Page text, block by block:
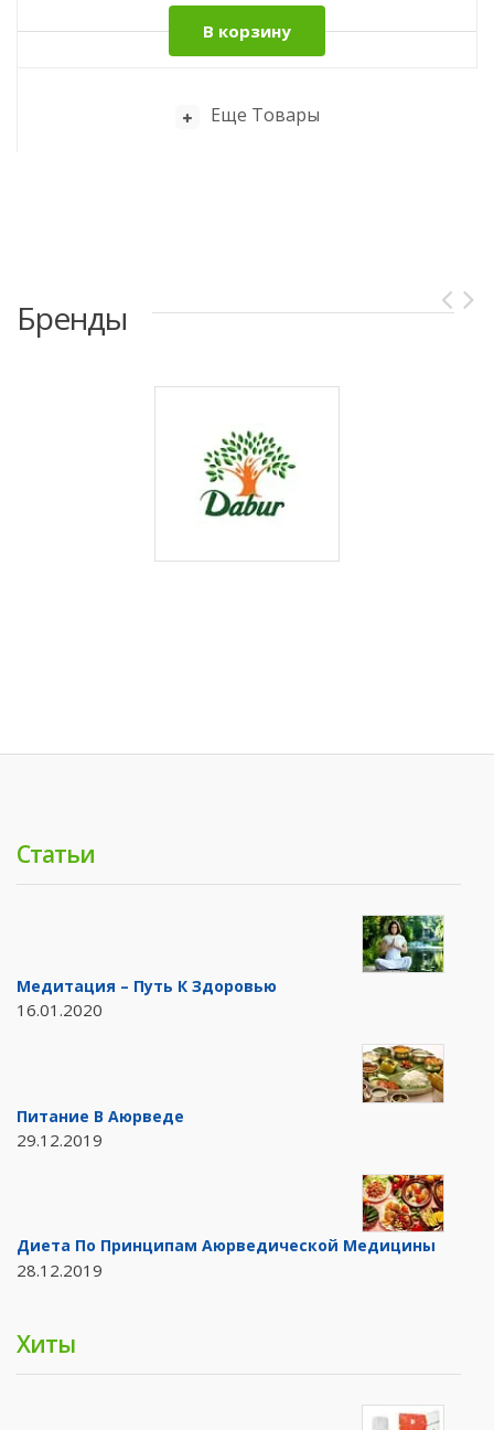
В корзину
Еще Товары
Бренды
Статьи
Медитация – Путь К Здоровью
16.01.2020
Питание В Аюрведе
29.12.2019
Диета По Принципам Аюрведической Медицины
28.12.2019
Хиты